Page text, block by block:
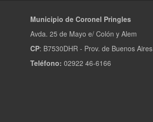
Municipio de Coronel Pringles
Avda. 25 de Mayo e/ Colón y Alem
CP: B7530DHR - Prov. de Buenos Aires
Teléfono: 02922 46-6166